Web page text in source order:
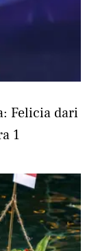
Felicia dari
1